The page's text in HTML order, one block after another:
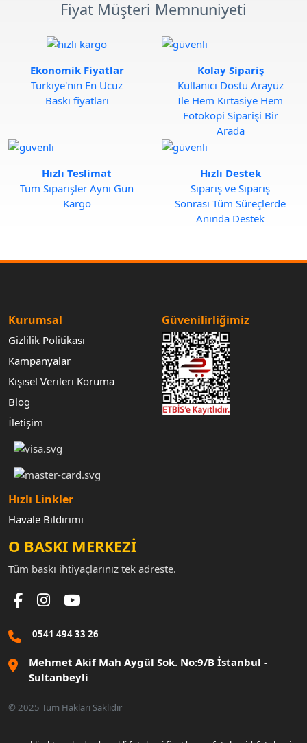
Fiyat Müşteri Memnuniyeti
Ekonomik Fiyatlar
Türkiye'nin En Ucuz
Baskı fiyatları
Kolay Sipariş
Kullanıcı Dostu Arayüz
İle Hem Kırtasiye Hem
Fotokopi Siparişi Bir
Arada
Hızlı Teslimat
Tüm Siparişler Aynı Gün
Kargo
Hızlı Destek
Sipariş ve Sipariş
Sonrası Tüm Süreçlerde
Anında Destek
Kurumsal
Gizlilik Politikası
Kampanyalar
Kişisel Verileri Koruma
Blog
İletişim
Güvenilirliğimiz
Hızlı Linkler
Havale Bildirimi
O BASKI MERKEZİ
Tüm baskı ihtiyaçlarınız tek adreste.
0541 494 33 26
Mehmet Akif Mah Aygül Sok. No:9/B İstanbul -
Sultanbeyli
© 2025 Tüm Hakları Saklıdır